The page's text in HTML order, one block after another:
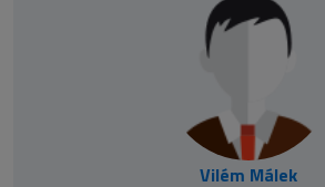
Vilém Málek